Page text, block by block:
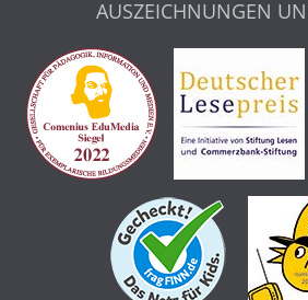
AUSZEICHNUNGEN